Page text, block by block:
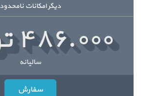
دیگر امکانات نامحدود
۴۸۶.۰۰۰ تومان
سالیانه
سفارش